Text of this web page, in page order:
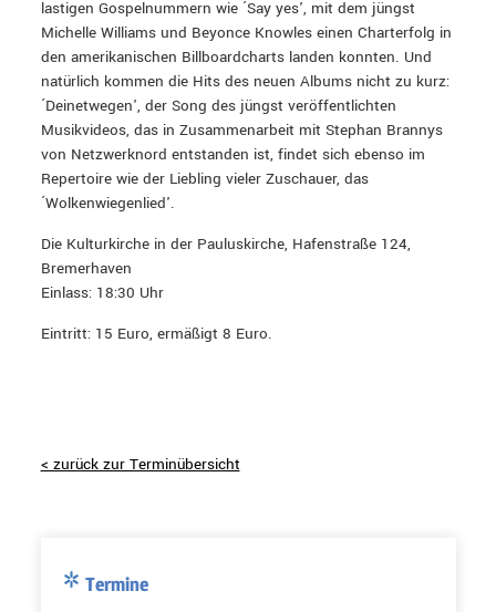
lastigen Gospelnummern wie ´Say yes', mit dem jüngst
Michelle Williams und Beyonce Knowles einen Charterfolg in
den amerikanischen Billboardcharts landen konnten. Und
natürlich kommen die Hits des neuen Albums nicht zu kurz:
´Deinetwegen', der Song des jüngst veröffentlichten
Musikvideos, das in Zusammenarbeit mit Stephan Brannys
von Netzwerknord entstanden ist, findet sich ebenso im
Repertoire wie der Liebling vieler Zuschauer, das
´Wolkenwiegenlied'.
Die Kulturkirche in der Pauluskirche, Hafenstraße 124,
Bremerhaven
Einlass: 18:30 Uhr
Eintritt: 15 Euro, ermäßigt 8 Euro.
< zurück zur Terminübersicht
Termine